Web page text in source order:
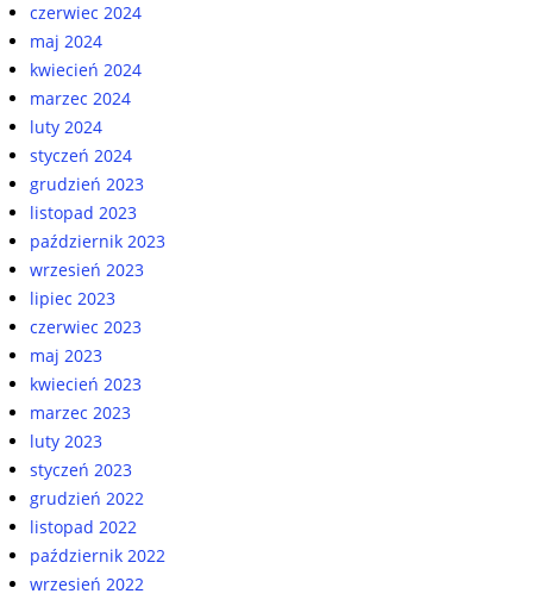
czerwiec 2024
maj 2024
kwiecień 2024
marzec 2024
luty 2024
styczeń 2024
grudzień 2023
listopad 2023
październik 2023
wrzesień 2023
lipiec 2023
czerwiec 2023
maj 2023
kwiecień 2023
marzec 2023
luty 2023
styczeń 2023
grudzień 2022
listopad 2022
październik 2022
wrzesień 2022